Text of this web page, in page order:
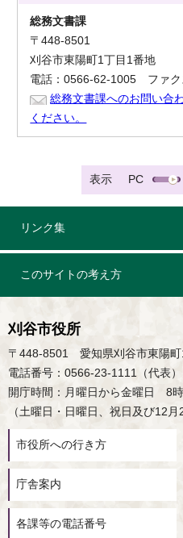
総務文書課
〒448-8501
刈谷市東陽町1丁目1番地
電話：0566-62-1005 ファク
総務文書課へのお問い合
ください。
表示 PC
リンク集
このサイトの考え方
刈谷市役所
〒448-8501 愛知県刈谷市東陽町
電話番号：0566-23-1111（代表）
開庁時間：月曜日から金曜日 8
（土曜日・日曜日、祝日及び12月
市役所への行き方
庁舎案内
各課等の電話番号